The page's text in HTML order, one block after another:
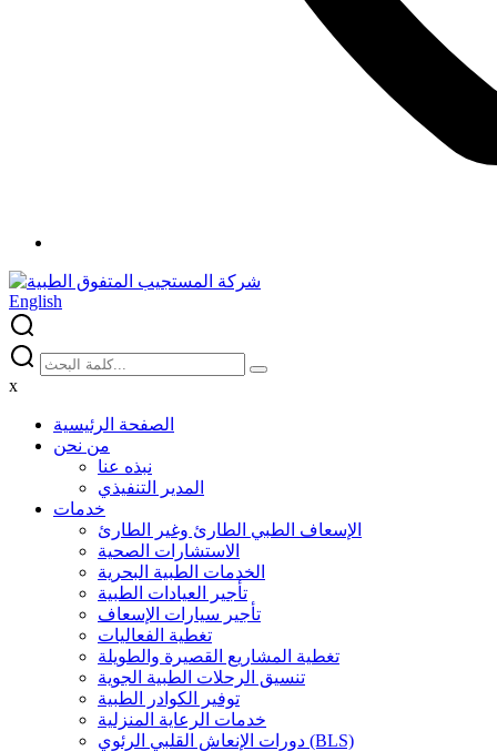
English
x
الصفحة الرئيسية
من نحن
نبذه عنا
المدير التنفيذي
خدمات
الإسعاف الطبي الطارئ وغير الطارئ
الاستشارات الصحية
الخدمات الطبية البحرية
تأجير العيادات الطبية
تأجير سيارات الإسعاف
تغطية الفعاليات
تغطية المشاريع القصيرة والطويلة
تنسيق الرحلات الطبية الجوية
توفير الكوادر الطبية
خدمات الرعاية المنزلية
دورات الإنعاش القلبي الرئوي (BLS)